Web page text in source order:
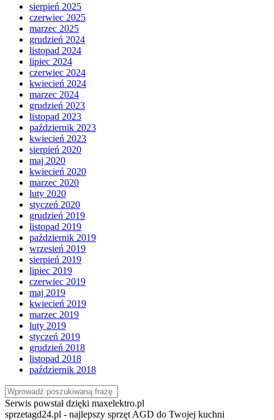
sierpień 2025
czerwiec 2025
marzec 2025
grudzień 2024
listopad 2024
lipiec 2024
czerwiec 2024
kwiecień 2024
marzec 2024
grudzień 2023
listopad 2023
październik 2023
kwiecień 2023
sierpień 2020
maj 2020
kwiecień 2020
marzec 2020
luty 2020
styczeń 2020
grudzień 2019
listopad 2019
październik 2019
wrzesień 2019
sierpień 2019
lipiec 2019
czerwiec 2019
maj 2019
kwiecień 2019
marzec 2019
luty 2019
styczeń 2019
grudzień 2018
listopad 2018
październik 2018
Serwis powstał dzięki maxelektro.pl
sprzetagd24.pl - najlepszy sprzęt AGD do Twojej kuchni